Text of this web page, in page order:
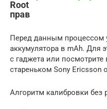
Root
прав
Перед данным процессом
аккумулятора в mAh. Для
с гаджета или
стареньком Sony Ericsson
Алгоритм калибровки без